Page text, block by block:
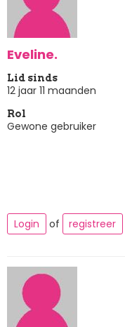
Eveline.
Lid sinds
12 jaar 11 maanden
Rol
Gewone gebruiker
Login
of registreer